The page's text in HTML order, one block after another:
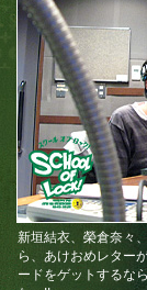
新垣結衣、榮倉奈々
ら、あけおめレター
ードをゲットするな